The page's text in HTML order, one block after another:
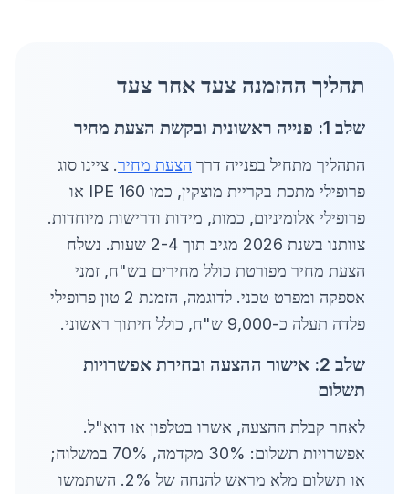
תהליך ההזמנה צעד אחר צעד
שלב 1: פנייה ראשונית ובקשת הצעת מחיר
התהליך מתחיל בפנייה דרך הצעת מחיר. ציינו סוג
פרופילי מתכת בקריית מוצקין, כמו IPE 160 או
פרופילי אלומיניום, כמות, מידות ודרישות מיוחדות.
צוותנו בשנת 2026 מגיב תוך 2-4 שעות. נשלח
הצעת מחיר מפורטת כולל מחירים בש"ח, זמני
אספקה ומפרט טכני. לדוגמה, הזמנת 2 טון פרופילי
פלדה תעלה כ-9,000 ש"ח, כולל חיתוך ראשוני.
שלב 2: אישור ההצעה ובחירת אפשרויות
תשלום
לאחר קבלת ההצעה, אשרו בטלפון או דוא"ל.
אפשרויות תשלום: 30% מקדמה, 70% במשלוח;
או תשלום מלא מראש להנחה של 2%. השתמשו